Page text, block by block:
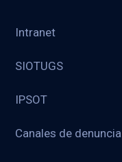
Intranet
SIOTUGS
IPSOT
Canales de denuncia